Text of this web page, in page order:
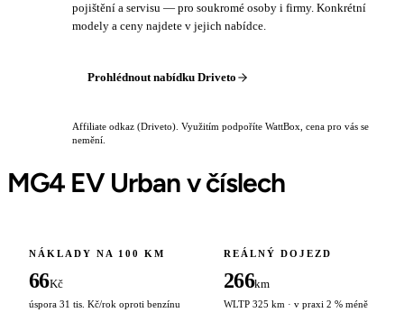
pojištění a servisu — pro soukromé osoby i firmy. Konkrétní
modely a ceny najdete v jejich nabídce.
Prohlédnout nabídku Driveto
Affiliate odkaz (Driveto). Využitím podpoříte WattBox, cena pro vás se
nemění.
MG4 EV Urban v číslech
NÁKLADY NA 100 KM
66Kč
úspora 31 tis. Kč/rok oproti benzínu
REÁLNÝ DOJEZD
266km
WLTP 325 km · v praxi 2 % méně